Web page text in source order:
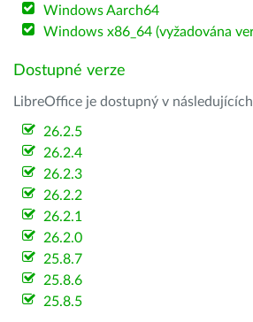
Windows Aarch64
Windows x86_64 (vyžadována
Dostupné verze
LibreOffice je dostupný v následujících
26.2.5
26.2.4
26.2.3
26.2.2
26.2.1
26.2.0
25.8.7
25.8.6
25.8.5